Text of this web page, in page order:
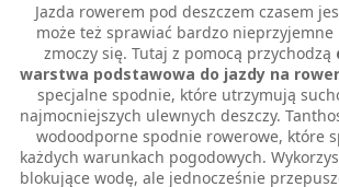
Jazda rowerem pod deszczem czasem
może też sprawiać bardzo nieprzyjemne
zmoczy się. Tutaj z pomocą przychodzą
warstwa podstawowa do jazdy na
specjalne spodnie, które utrzymują
najmocniejszych ulewnych deszczy.
wodoodporne spodnie rowerowe, które
każdych warunkach pogodowych.
blokujące wodę, ale jednocześnie